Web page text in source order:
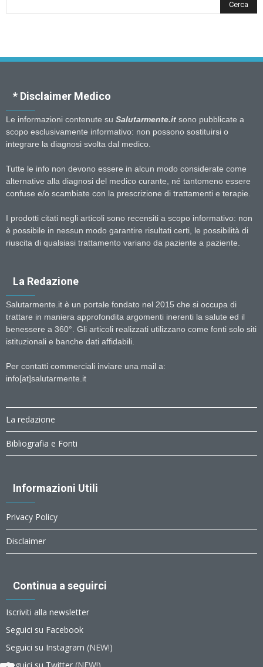
* Disclaimer Medico
Le informazioni contenute su Salutarmente.it sono pubblicate a
scopo esclusivamente informativo: non possono sostituirsi o
integrare la diagnosi svolta dal medico.
Tutte le info non devono essere in alcun modo considerate come
alternative alla diagnosi del medico curante, né tantomeno essere
confuse e/o scambiate con la prescrizione di trattamenti e terapie.
I prodotti citati negli articoli sono recensiti a scopo informativo: non
è possibile in nessun modo garantire risultati certi, le possibilità di
riuscita di qualsiasi trattamento variano da paziente a paziente.
La Redazione
Salutarmente.it è un portale fondato nel 2015 che si occupa di
trattare in maniera approfondita argomenti inerenti la salute ed il
benessere a 360°. Gli articoli realizzati utilizzano come fonti solo siti
istituzionali e banche dati affidabili.
Per contatti commerciali inviare una mail a:
info[at]salutarmente.it
La redazione
Bibliografia e Fonti
Informazioni Utili
Privacy Policy
Disclaimer
Continua a seguirci
Iscriviti alla newsletter
Seguici su Facebook
Seguici su Instagram (NEW!)